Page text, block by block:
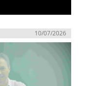
10/07/2026